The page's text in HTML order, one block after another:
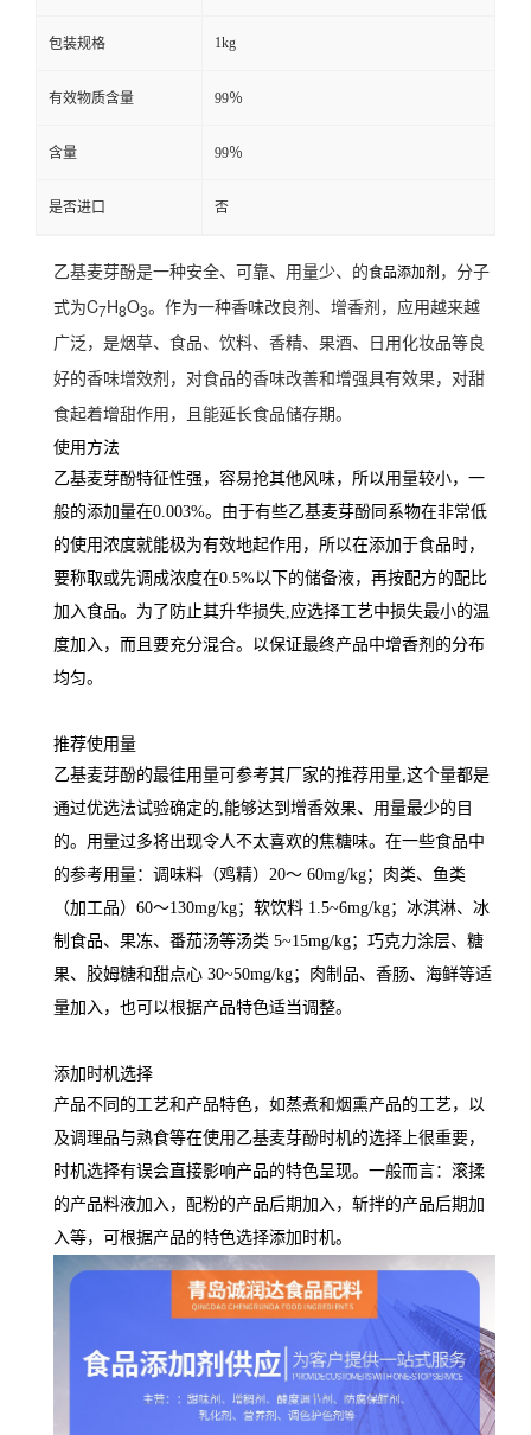
包装规格 1kg
有效物质含量 99％
含量 99％
是否进口 否
乙基麦芽酚是一种安全、可靠、用量少、的食品添加剂 ，分子
式为C7H8O3。作为一种香味改良剂、增香剂，应用越来越
广泛，是烟草、食品、饮料、香精、果酒、日用化妆品等良
好的香味增效剂，对食品的香味改善和增强具有效果，对甜
食起着增甜作用，且能延长食品储存期。
使用方法
乙基麦芽酚特征性强，容易抢其他风味，所以用量较小，一
般的添加量在0.003%。由于有些乙基麦芽酚同系物在非常低
的使用浓度就能极为有效地起作用，所以在添加于食品时，
要称取或先调成浓度在0.5%以下的储备液，再按配方的配比
加入食品。为了防止其升华损失,应选择工艺中损失最小的温
度加入，而且要充分混合。以保证最终产品中增香剂的分布
均匀。
推荐使用量
乙基麦芽酚的最徍用量可参考其厂家的推荐用量,这个量都是
通过优选法试验确定的,能够达到增香效果、用量最少的目
的。用量过多将出现令人不太喜欢的焦糖味。在一些食品中
的参考用量：调味料（鸡精）20～ 60mg/kg；肉类、鱼类
（加工品）60～130mg/kg；软饮料 1.5~6mg/kg；冰淇淋、冰
制食品、果冻、番茄汤等汤类 5~15mg/kg；巧克力涂层、糖
果、胶姆糖和甜点心 30~50mg/kg；肉制品、香肠、海鲜等适
量加入，也可以根据产品特色适当调整。
添加时机选择
产品不同的工艺和产品特色，如蒸煮和烟熏产品的工艺，以
及调理品与熟食等在使用乙基麦芽酚时机的选择上很重要，
时机选择有误会直接影响产品的特色呈现。一般而言：滚揉
的产品料液加入，配粉的产品后期加入，斩拌的产品后期加
入等，可根据产品的特色选择添加时机。